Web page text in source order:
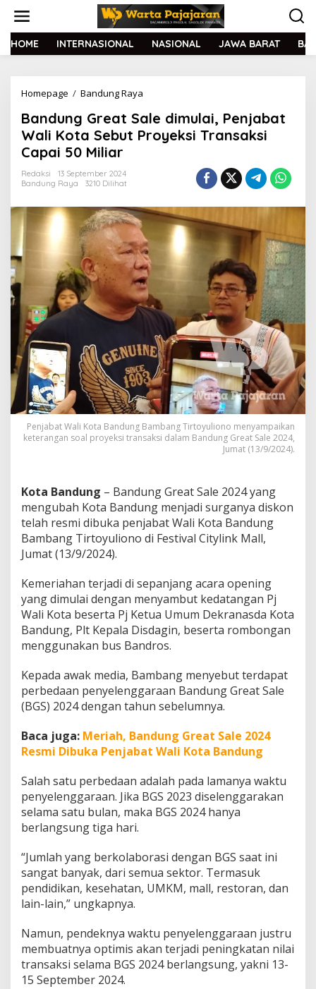
t
HOME INTERNASIONAL NASIONAL JAWA BARAT
Homepage / Bandung Raya
n
d
u
e
a
t
S
a
l
e
d
i
l
a
i
,
P
e
n
j
t
W
a
l
i
a
S
e
b
t
r
o
y
s
i
r
a
n
s
s
i
C
a
i
5
0
M
Bandung Great Sale dimulai, Penjabat
Wali Kota Sebut Proyeksi Transaksi
Capai 50 Miliar
Redaksi
13 September 2024
Bandung Raya
3210 Dilihat
Penjabat Wali Kota Bandung Bambang Tirtoyuliono menyampaikan
keterangan soal proyeksi transaksi dalam Bandung Great Sale 2024,
Jumat (13/9/2024).
Kota Bandung – Bandung Great Sale 2024 yang
mengubah Kota Bandung menjadi surganya diskon
telah resmi dibuka penjabat Wali Kota Bandung
Bambang Tirtoyuliono di Festival Citylink Mall,
Jumat (13/9/2024).
Kemeriahan terjadi di sepanjang acara opening
yang dimulai dengan menyambut kedatangan Pj
Wali Kota beserta Pj Ketua Umum Dekranasda Kota
Bandung, Plt Kepala Disdagin, beserta rombongan
menggunakan bus Bandros.
Kepada awak media, Bambang menyebut terdapat
perbedaan penyelenggaraan Bandung Great Sale
(BGS) 2024 dengan tahun sebelumnya.
Baca juga: Meriah, Bandung Great Sale 2024
Resmi Dibuka Penjabat Wali Kota Bandung
Salah satu perbedaan adalah pada lamanya waktu
penyelenggaraan. Jika BGS 2023 diselenggarakan
selama satu bulan, maka BGS 2024 hanya
berlangsung tiga hari.
“Jumlah yang berkolaborasi dengan BGS saat ini
sangat banyak, dari semua sektor. Termasuk
pendidikan, kesehatan, UMKM, mall, restoran, dan
lain-lain,” ungkapnya.
Namun, pendeknya waktu penyelenggaraan justru
membuatnya optimis akan terjadi peningkatan nilai
transaksi selama BGS 2024 berlangsung, yakni 13-
15 September 2024.